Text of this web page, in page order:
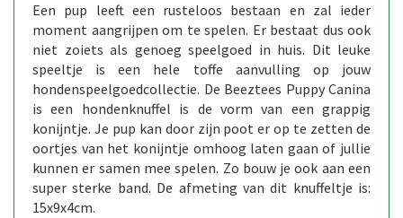
Een pup leeft een rusteloos bestaan en zal ieder
moment aangrijpen om te spelen. Er bestaat dus ook
niet zoiets als genoeg speelgoed in huis. Dit leuke
speeltje is een hele toffe aanvulling op jouw
hondenspeelgoedcollectie. De Beeztees Puppy Canina
is een hondenknuffel is de vorm van een grappig
konijntje. Je pup kan door zijn poot er op te zetten de
oortjes van het konijntje omhoog laten gaan of jullie
kunnen er samen mee spelen. Zo bouw je ook aan een
super sterke band. De afmeting van dit knuffeltje is:
15x9x4cm.